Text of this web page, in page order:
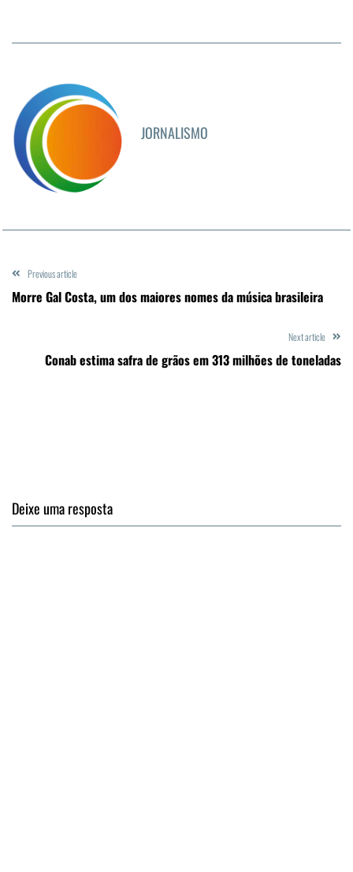
JORNALISMO
Previous article
Morre Gal Costa, um dos maiores nomes da música brasileira
Next article
Conab estima safra de grãos em 313 milhões de toneladas
Deixe uma resposta